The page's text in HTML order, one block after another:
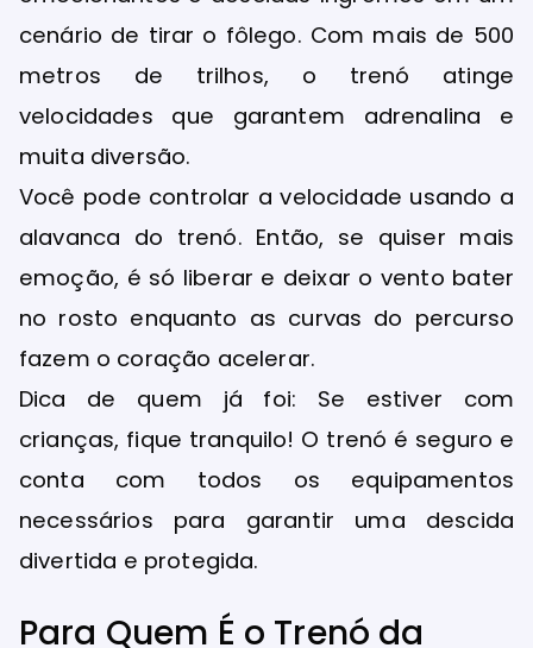
cenário de tirar o fôlego. Com mais de 500
metros de trilhos, o trenó atinge
velocidades que garantem adrenalina e
muita diversão.
Você pode controlar a velocidade usando a
alavanca do trenó. Então, se quiser mais
emoção, é só liberar e deixar o vento bater
no rosto enquanto as curvas do percurso
fazem o coração acelerar.
Dica de quem já foi: Se estiver com
crianças, fique tranquilo! O trenó é seguro e
conta com todos os equipamentos
necessários para garantir uma descida
divertida e protegida.
Para Quem É o Trenó da